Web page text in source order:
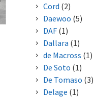
Cord (2)
Daewoo (5)
DAF(1)
Dallara (1)
de Macross (1)
De Soto (1)
De Tomaso (3)
Delage (1)